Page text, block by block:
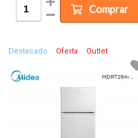
Comprar
Destacado Oferta Outlet